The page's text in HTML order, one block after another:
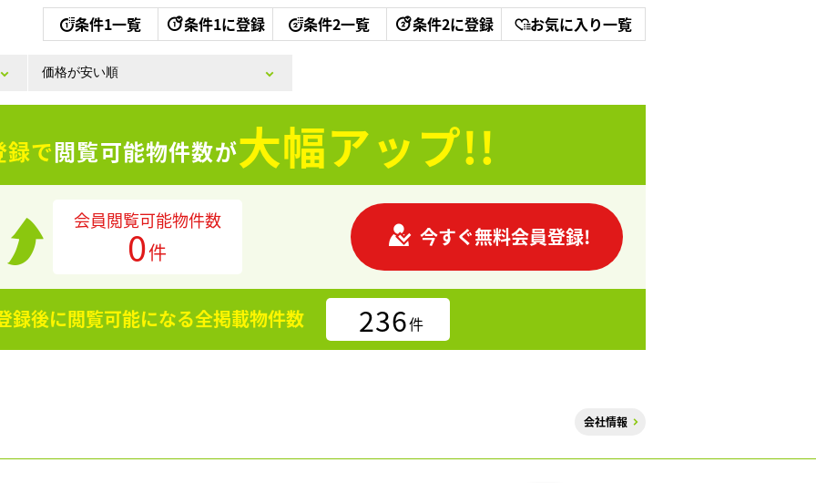
条件1一覧 条件1に登録 条件2一覧 条件2に登録 お気に入り一覧
録で閲覧可能物件数が大幅アップ!!
会員閲覧可能物件数
0件
今すぐ無料会員登録!
録後に閲覧可能になる全掲載物件数 236件
会社情報